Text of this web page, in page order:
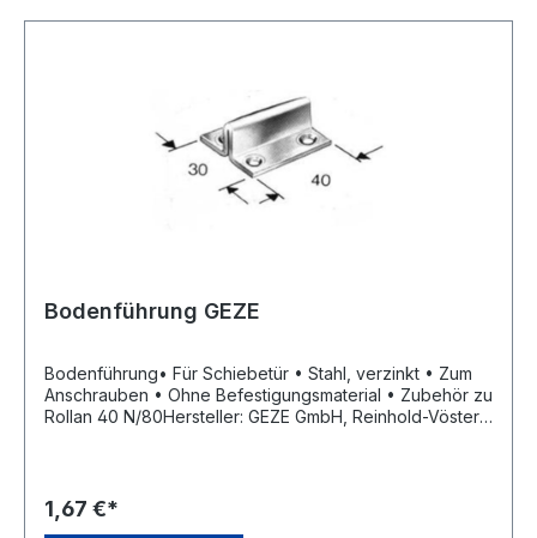
Bodenführung GEZE
Bodenführung• Für Schiebetür • Stahl, verzinkt • Zum
Anschrauben • Ohne Befestigungsmaterial • Zubehör zu
Rollan 40 N/80Hersteller: GEZE GmbH, Reinhold-Vöster-
1,67 €*